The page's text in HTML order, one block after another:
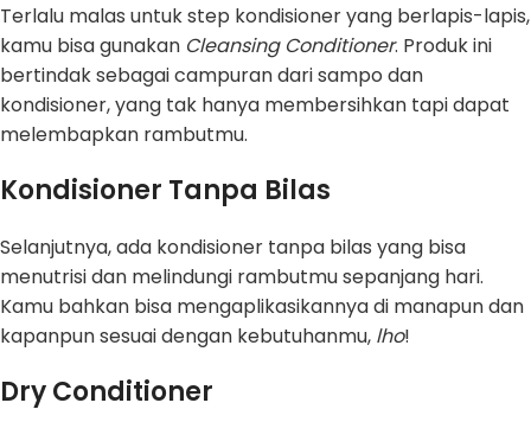
Terlalu malas untuk step kondisioner yang berlapis-lapis,
kamu bisa gunakan Cleansing Conditioner. Produk ini
bertindak sebagai campuran dari sampo dan
kondisioner, yang tak hanya membersihkan tapi dapat
melembapkan rambutmu.
Kondisioner Tanpa Bilas
Selanjutnya, ada kondisioner tanpa bilas yang bisa
menutrisi dan melindungi rambutmu sepanjang hari.
Kamu bahkan bisa mengaplikasikannya di manapun dan
kapanpun sesuai dengan kebutuhanmu, lho!
Dry Conditioner